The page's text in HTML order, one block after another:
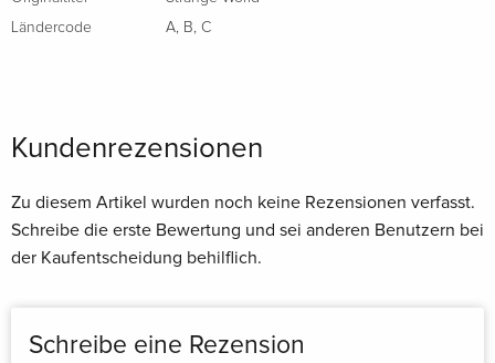
Ländercode
A, B, C
Kundenrezensionen
Zu diesem Artikel wurden noch keine Rezensionen verfasst.
Schreibe die erste Bewertung und sei anderen Benutzern bei
der Kaufentscheidung behilflich.
Schreibe eine Rezension